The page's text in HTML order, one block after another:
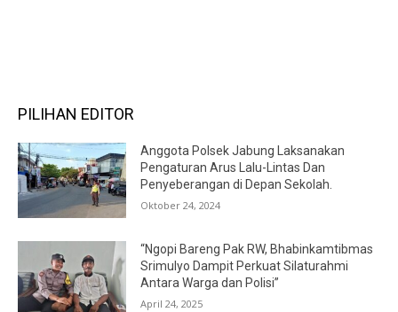
PILIHAN EDITOR
Anggota Polsek Jabung Laksanakan
Pengaturan Arus Lalu-Lintas Dan
Penyeberangan di Depan Sekolah.
Oktober 24, 2024
“Ngopi Bareng Pak RW, Bhabinkamtibmas
Srimulyo Dampit Perkuat Silaturahmi
Antara Warga dan Polisi”
April 24, 2025